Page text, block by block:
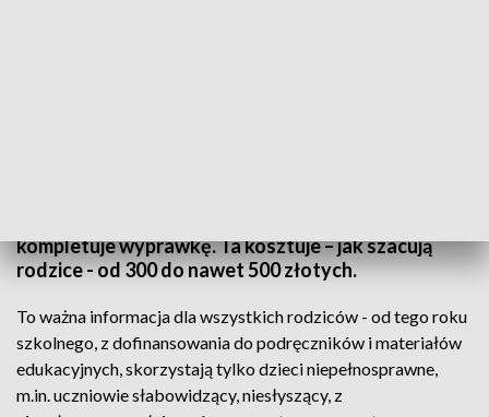
kompletuje wyprawkę. Ta kosztuje – jak szacują
rodzice - od 300 do nawet 500 złotych.
To ważna informacja dla wszystkich rodziców - od tego roku
szkolnego, z dofinansowania do podręczników i materiałów
edukacyjnych, skorzystają tylko dzieci niepełnosprawne,
m.in. uczniowie słabowidzący, niesłyszący, z